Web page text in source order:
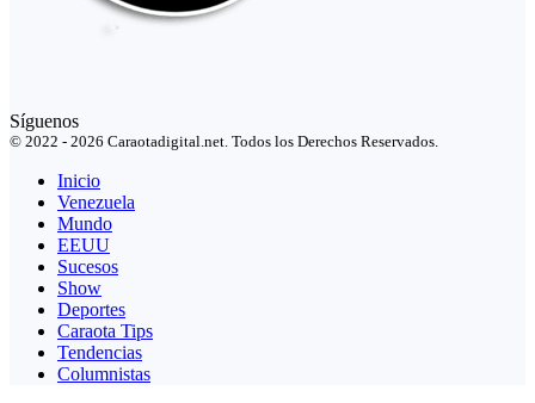
Síguenos
© 2022 - 2026 Caraotadigital.net. Todos los Derechos Reservados.
Inicio
Venezuela
Mundo
EEUU
Sucesos
Show
Deportes
Caraota Tips
Tendencias
Columnistas